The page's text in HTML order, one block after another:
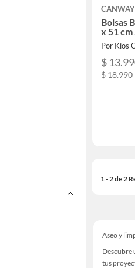
CANWAY
Bolsas
x 51
$
$ 18.990
1 - 2 de 2
Aseo y
Descubre
tus